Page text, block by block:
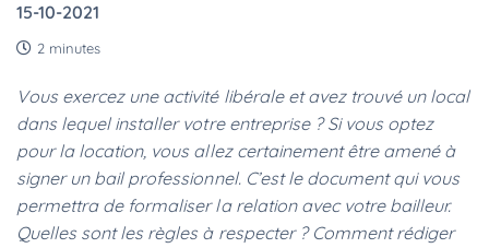
15-10-2021
2 minutes
Vous exercez une activité libérale et avez trouvé un local
dans lequel installer votre entreprise ? Si vous optez
pour la location, vous allez certainement être amené à
signer un bail professionnel. C’est le document qui vous
permettra de formaliser la relation avec votre bailleur.
Quelles sont les règles à respecter ? Comment rédiger